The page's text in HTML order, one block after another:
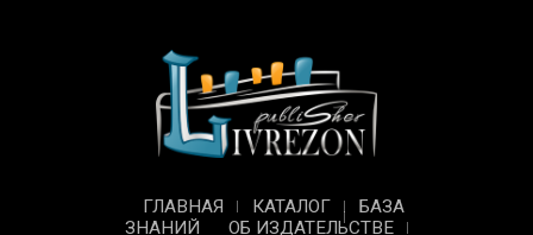
ГЛАВНАЯ КАТАЛОГ
БАЗА
ЗНАНИЙ
ОБ ИЗДАТЕЛЬСТВЕ